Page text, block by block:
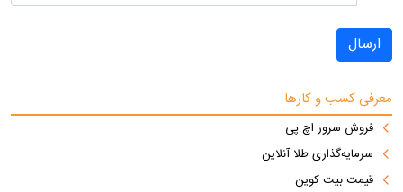
ارسال
معرفی کسب و کارها
فروش سرور اچ پی
سرمایه‌گذاری طلا آنلاین
قیمت بیت کوین